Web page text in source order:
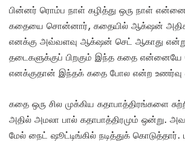
பின்னர் ரொம்ப நாள் கழித்து ஒரு நாள்
கதையை சொன்னார், கதையில் ஆக்‌ஷன்
எனக்கு அவ்வளவு ஆக்‌ஷன் செட் ஆகாது
தடைகளுக்குப் பிறகும் இந்த கதை என்னையே
எனக்குதான் இந்தக் கதை போல என்ற உணர்வு
கதை ஒரு சில முக்கிய கதாபாத்திரங்களை
அதில் அமலா பால் கதாபாத்திரமும் ஒன்று.
மேல் நைட் ஷூட்டிங்கில் நடித்துக்